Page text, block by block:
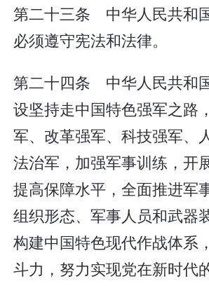
第二十三条 中华人民共和
必须遵守宪法和法律。
第二十四条 中华人民共和
设坚持走中国特色强军之路
军、改革强军、科技强军、
法治军，加强军事训练，开
提高保障水平，全面推进军
组织形态、军事人员和武器
构建中国特色现代作战体系
斗力，努力实现党在新时代